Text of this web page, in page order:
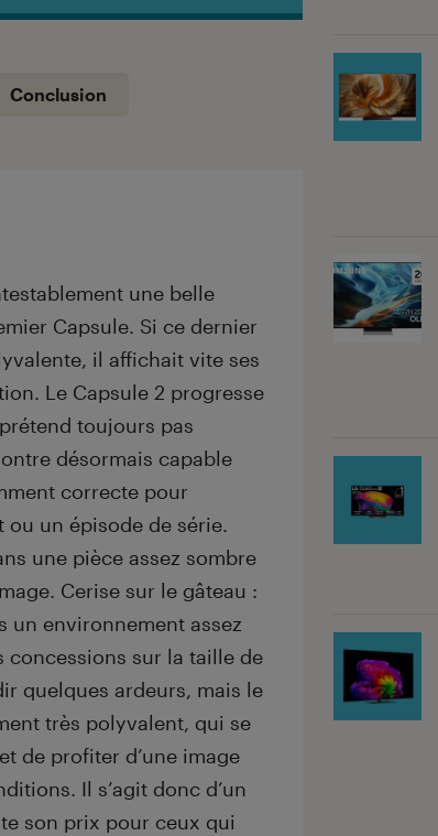
Conclusion
une belle
Capsule. Si ce dernier
il affichait vite ses
Le Capsule 2 progresse
toujours pas
désormais capable
correcte pour
un épisode de série.
une pièce assez sombre
Cerise sur le gâteau :
un environnement assez
concessions sur la taille de
quelques ardeurs, mais le
très polyvalent, qui se
de profiter d’une image
Il s’agit donc d’un
son prix pour ceux qui